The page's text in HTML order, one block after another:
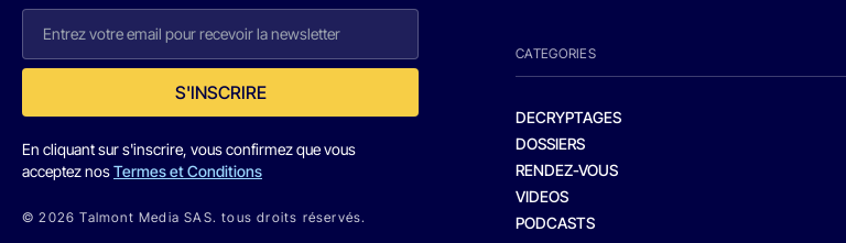
S'INSCRIRE
En cliquant sur s'inscrire, vous confirmez que vous
acceptez nosTermes et Conditions
© 2026 Talmont Media SAS. tous droits réservés.
CATEGORIES
DECRYPTAGES
DOSSIERS
RENDEZ-VOUS
VIDEOS
PODCASTS